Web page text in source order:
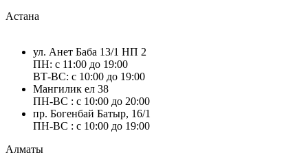
Астана
ул. Анет Баба 13/1 НП 2
ПН: с 11:00 до 19:00
ВТ-ВС: с 10:00 до 19:00
Мангилик ел 38
ПН-ВС : с 10:00 до 20:00
пр. Богенбай Батыр, 16/1
ПН-ВС : с 10:00 до 19:00
Алматы